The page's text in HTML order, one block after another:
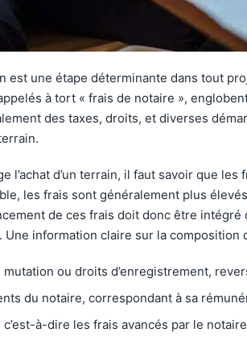
est une étape déterminante dans tout
à tort « frais de notaire »,
des taxes, droits, et diverses
l’achat d’un terrain, il faut savoir que
les frais sont généralement plus
de ces frais doit donc être
Une information claire sur la
ou droits d’enregistrement,
du notaire, correspondant à sa
c’est-à-dire les frais avancés par le